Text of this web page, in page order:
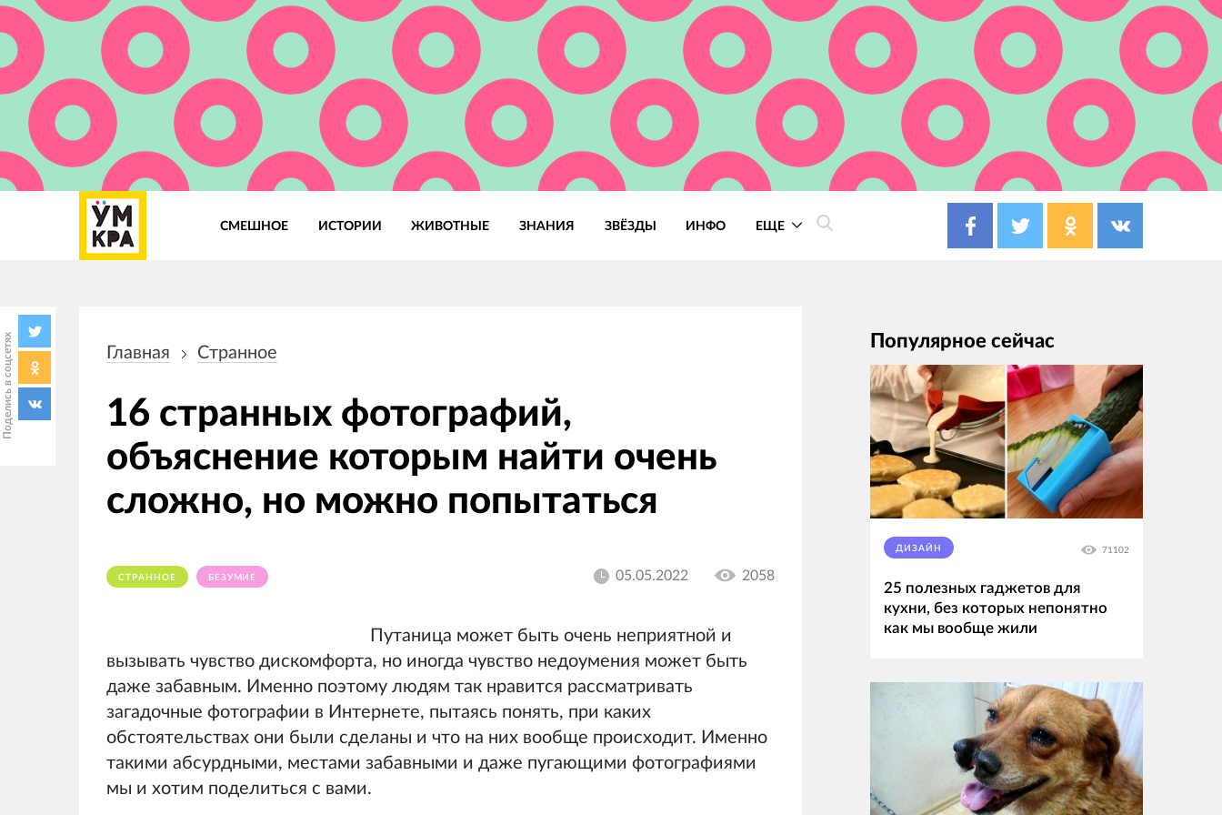
СМЕШНОЕ ИСТОРИИ ЖИВОТНЫЕ ЗНАНИЯ ЗВЁЗДЫ ИНФО ЕЩЕ
Поделись в соцсетях навигации
Главная Странное
16 странных фотографий,
объяснение которым найти очень
сложно, но можно попытаться
СТРАННОЕ БЕЗУМИЕ 05.05.2022 2058
Путаница может быть очень неприятной и
вызывать чувство дискомфорта, но иногда чувство недоумения может быть
даже забавным. Именно поэтому людям так нравится рассматривать
загадочные фотографии в Интернете, пытаясь понять, при каких
обстоятельствах они были сделаны и что на них вообще происходит. Именно
такими абсурдными, местами забавными и даже пугающими фотографиями
мы и хотим поделиться с вами.
Популярное сейчас
ДИЗАЙН 71102
25 полезных гаджетов для
кухни, без которых непонятно
как мы вообще жили